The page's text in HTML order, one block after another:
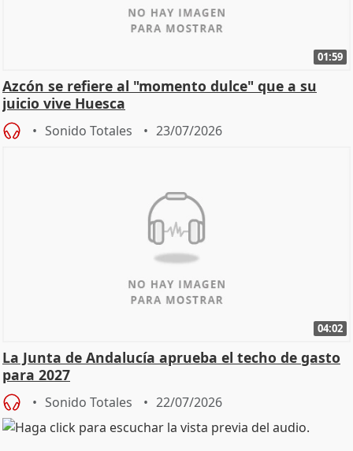
01:59
Azcón se refiere al "momento dulce" que a su
juicio vive Huesca
Sonido Totales 23/07/2026
04:02
La Junta de Andalucía aprueba el techo de gasto
para 2027
Sonido Totales 22/07/2026